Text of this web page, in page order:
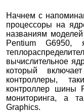
Начнем с
процессоры на
названиям
Pentium
вычислительное
который
контроллеры,
контроллер шины
мониторинга, а
Graphics.